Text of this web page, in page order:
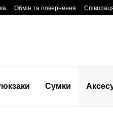
Обмін та повернення
Сумки